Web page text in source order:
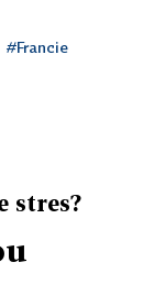
#Francie
stres?